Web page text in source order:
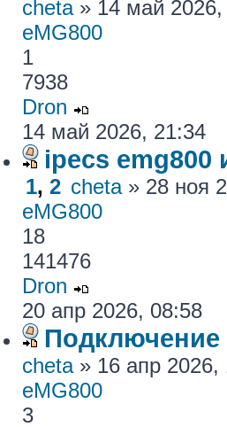
cheta» 14 май
eMG800
1
7938
Dron
14 май 2026, 21:34
ipecs emg800
1, 2 cheta» 28 ноя
eMG800
18
141476
Dron
20 апр 2026, 08:58
Подключение
cheta» 16 апр
eMG800
3